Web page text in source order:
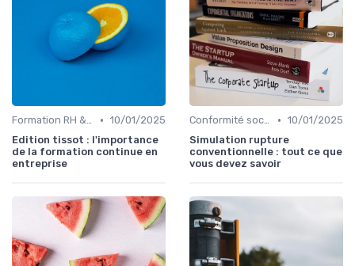
Formation RH & upskilling • 10/01/2025
Edition tissot : l'importance
de la formation continue en
entreprise
Conformité sociale & droit du travail • 10/01/2025
Simulation rupture
conventionnelle : tout ce que
vous devez savoir